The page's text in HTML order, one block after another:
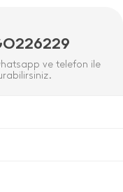
ve telefon ile